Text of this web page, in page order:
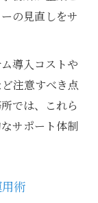
の見直しをサ
導入コストや
注意すべき点
では、これら
サポート体制
術